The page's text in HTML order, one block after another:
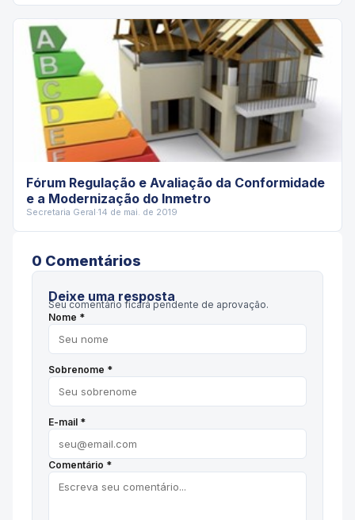
Fórum Regulação e Avaliação da Conformidade
e a Modernização do Inmetro
Secretaria Geral·14 de mai. de 2019
0 Comentários
Deixe uma resposta
Seu comentário ficará pendente de aprovação.
Nome *
Sobrenome *
E-mail *
Comentário *